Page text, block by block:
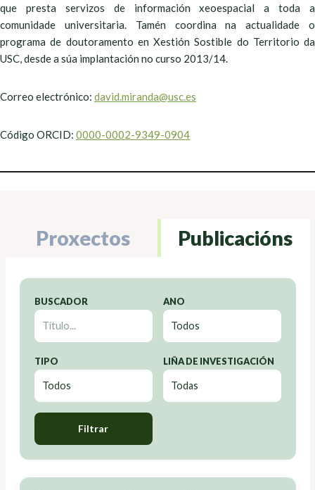
que presta servizos de información xeoespacial a toda a
comunidade universitaria. Tamén coordina na actualidade o
programa de doutoramento en Xestión Sostible do Territorio da
USC, desde a súa implantación no curso 2013/14.
Correo electrónico: david.miranda@usc.es
Código ORCID: 0000-0002-9349-0904
Proxectos Publicacións
BUSCADOR ANO
TIPO LIÑA DE INVESTIGACIÓN
Filtrar